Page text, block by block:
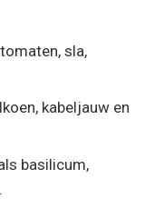
sla,
kabeljauw en
basilicum,